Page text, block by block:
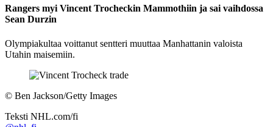
Rangers myi Vincent Trocheckin Mammothiin ja sai vaihdossa
Sean Durzin
Olympiakultaa voittanut sentteri muuttaa Manhattanin valoista
Utahin maisemiin.
© Ben Jackson/Getty Images
Teksti NHL.com/fi